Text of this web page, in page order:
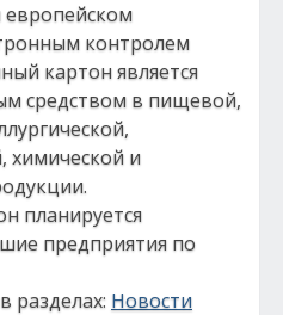
контролем
картон является
средством в пищевой,
химической и
планируется
предприятия по
разделах: Новости